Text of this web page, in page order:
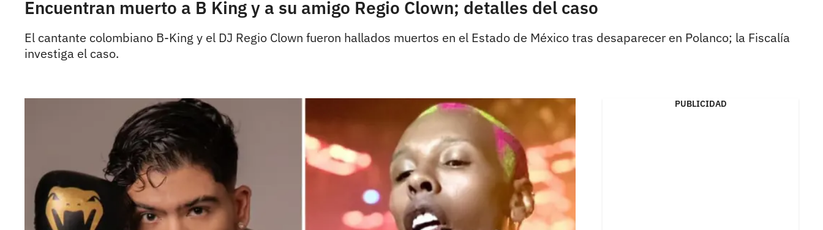
Encuentran muerto a B King y a su amigo Regio Clown; detalles del caso
El cantante colombiano B-King y el DJ Regio Clown fueron hallados muertos en el Estado de México tras desaparecer en Polanco; la Fiscalía
investiga el caso.
PUBLICIDAD